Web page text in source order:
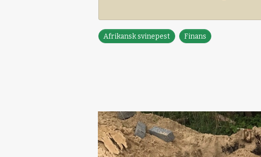
Afrikansk svinepest Finans